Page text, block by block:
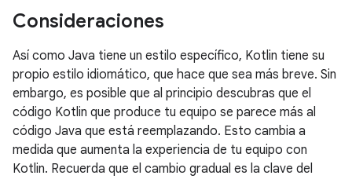
Consideraciones
Así como Java tiene un estilo específico, Kotlin tiene su
propio estilo idiomático, que hace que sea más breve. Sin
embargo, es posible que al principio descubras que el
código Kotlin que produce tu equipo se parece más al
código Java que está reemplazando. Esto cambia a
medida que aumenta la experiencia de tu equipo con
Kotlin. Recuerda que el cambio gradual es la clave del